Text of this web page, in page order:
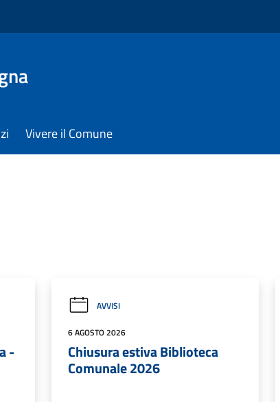
Vivere il Comune
-
AVVISI
6 AGOSTO 2026
Chiusura estiva Biblioteca
Comunale 2026